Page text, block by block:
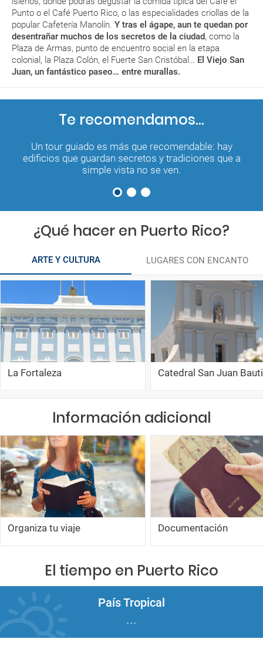
Punto o el Café Puerto Rico, o las especialidades criollas de la
popular Cafetería Manolín. Y tras el ágape, aun te quedan por
desentrañar muchos de los secretos de la ciudad, como la
Plaza de Armas, punto de encuentro social en la etapa
colonial, la Plaza Colón, el Fuerte San Cristóbal… El Viejo San
Juan, un fantástico paseo… entre murallas.
Te recomendamos...
Un tour guiado es más que recomendable: hay
edificios que guardan secretos y tradiciones que a
simple vista no se ven.
¿Qué hacer en Puerto Rico?
ARTE Y CULTURA LUGARES CON ENCANTO
La Fortaleza Catedral San Juan
Información adicional
Organiza tu viaje Documentación
El tiempo en Puerto Rico
País Tropical
...